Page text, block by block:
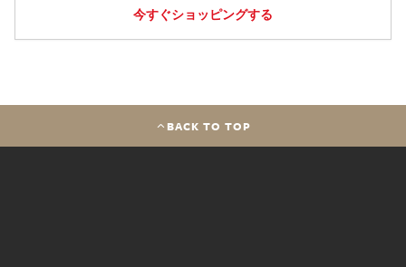
今すぐショッピングする
BACK TO TOP